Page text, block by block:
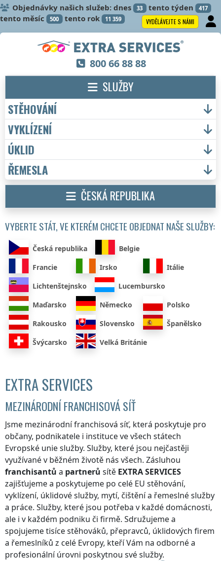
Objednávky našich služeb: dnes 33 tento týden 417
tento měsíc 500 tento rok 11 359 VYDĚLÁVEJTE S NÁMI
VYBERTE STÁT, VE KTERÉM CHCETE OBJEDNAT NAŠE SLUŽBY:
Česká republika
Belgie
Francie
Irsko
Itálie
Lichtenštejnsko
Lucembursko
Maďarsko
Německo
Polsko
Rakousko
Slovensko
Španělsko
Švýcarsko
Velká Británie
EXTRA SERVICES
MEZINÁRODNÍ FRANCHISOVÁ SÍŤ
Jsme mezinárodní franchisová síť, která poskytuje pro
občany, podnikatele i instituce ve všech státech
Evropské unie služby. Služby, které jsou nejčastěji
využívané v běžném životě nás všech. Zásluhou
franchisantů a partnerů sítě EXTRA SERVICES
zajišťujeme a poskytujeme po celé EU stěhování,
vyklízení, úklidové služby, mytí, čištění a řemeslné služby
a práce. Služby, které jsou potřeba v každé domácnosti,
ale i v každém podniku či firmě. Sdružujeme a
spojujeme tisíce stěhováků, přepravců, úklidových firem
a řemeslníků z celé Evropy, kteří Vám na odborné a
profesionální úrovni poskytnou své služby.
800 66 88 88
SLUŽBY
STĚHOVÁNÍ
VYKLÍZENÍ
ÚKLID
ŘEMESLA
ČESKÁ REPUBLIKA